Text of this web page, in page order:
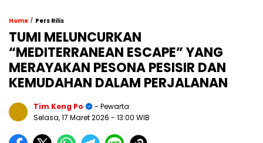
Home / Pers Rilis
TUMI MELUNCURKAN
“MEDITERRANEAN ESCAPE” YANG
MERAYAKAN PESONA PESISIR DAN
KEMUDAHAN DALAM PERJALANAN
Tim Keng Po
- Pewarta
Selasa, 17 Maret 2026 - 13:00 WIB